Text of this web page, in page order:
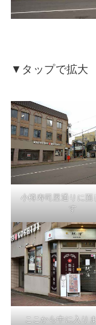
▼タップで拡大
小樽寿司屋通りに面
す
ここから中に入り